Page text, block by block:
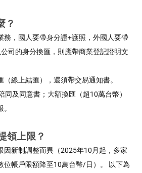
？
務，國人要帶身分證+護照，外國人要帶
司的身分換匯，則應帶商業登記證明文
線上結匯），還須帶交易通知書。
及同意書；大額換匯（超10萬台幣）
領上限？
因新制調整而異（2025年10月起，多家
位帳戶限額降至10萬台幣/日）。 以下為